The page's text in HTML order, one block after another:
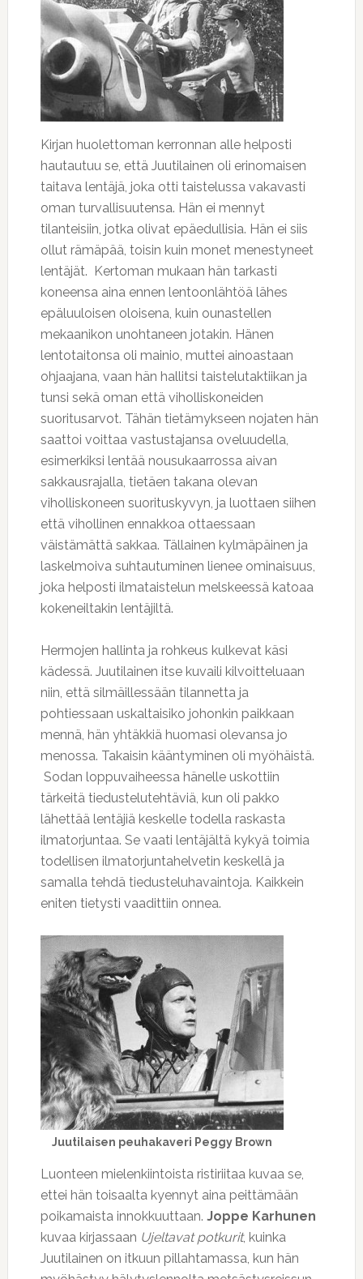
Kirjan huolettoman kerronnan alle helposti
hautautuu se, että Juutilainen oli erinomaisen
taitava lentäjä, joka otti taistelussa vakavasti
oman turvallisuutensa. Hän ei mennyt
tilanteisiin, jotka olivat epäedullisia. Hän ei siis
ollut rämäpää, toisin kuin monet menestyneet
lentäjät. Kertoman mukaan hän tarkasti
koneensa aina ennen lentoonlähtöä lähes
epäluuloisen oloisena, kuin ounastellen
mekaanikon unohtaneen jotakin. Hänen
lentotaitonsa oli mainio, muttei ainoastaan
ohjaajana, vaan hän hallitsi taistelutaktiikan ja
tunsi sekä oman että viholliskoneiden
suoritusarvot. Tähän tietämykseen nojaten hän
saattoi voittaa vastustajansa oveluudella,
esimerkiksi lentää nousukaarrossa aivan
sakkausrajalla, tietäen takana olevan
viholliskoneen suorituskyvyn, ja luottaen siihen
että vihollinen ennakkoa ottaessaan
väistämättä sakkaa. Tällainen kylmäpäinen ja
laskelmoiva suhtautuminen lienee ominaisuus,
joka helposti ilmataistelun melskeessä katoaa
kokeneiltakin lentäjiltä.
Hermojen hallinta ja rohkeus kulkevat käsi
kädessä. Juutilainen itse kuvaili kilvoitteluaan
niin, että silmäillessään tilannetta ja
pohtiessaan uskaltaisiko johonkin paikkaan
mennä, hän yhtäkkiä huomasi olevansa jo
menossa. Takaisin kääntyminen oli myöhäistä.
Sodan loppuvaiheessa hänelle uskottiin
tärkeitä tiedustelutehtäviä, kun oli pakko
lähettää lentäjiä keskelle todella raskasta
ilmatorjuntaa. Se vaati lentäjältä kykyä toimia
todellisen ilmatorjuntahelvetin keskellä ja
samalla tehdä tiedusteluhavaintoja. Kaikkein
eniten tietysti vaadittiin onnea.
Juutilaisen peuhakaveri Peggy Brown
Luonteen mielenkiintoista ristiriitaa kuvaa se,
ettei hän toisaalta kyennyt aina peittämään
poikamaista innokkuuttaan. Joppe Karhunen
kuvaa kirjassaan Ujeltavat potkurit, kuinka
Juutilainen on itkuun pillahtamassa, kun hän